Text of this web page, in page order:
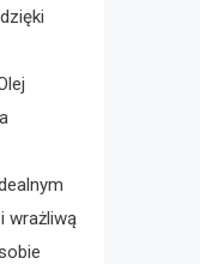
wrażliwą